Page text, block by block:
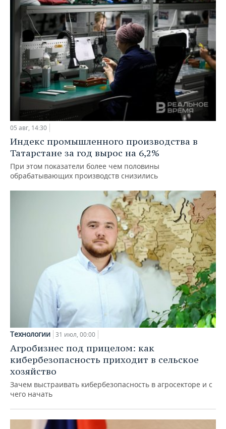
05 авг, 14:30
Индекс промышленного производства в
Татарстане за год вырос на 6,2%
При этом показатели более чем половины
обрабатывающих производств снизились
Технологии 31 июл, 00:00
Агробизнес под прицелом: как
кибербезопасность приходит в сельское
хозяйство
Зачем выстраивать кибербезопасность в агросекторе и с
чего начать